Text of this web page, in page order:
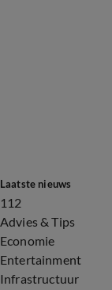
Laatste nieuws
112
Advies & Tips
Economie
Entertainment
Infrastructuur